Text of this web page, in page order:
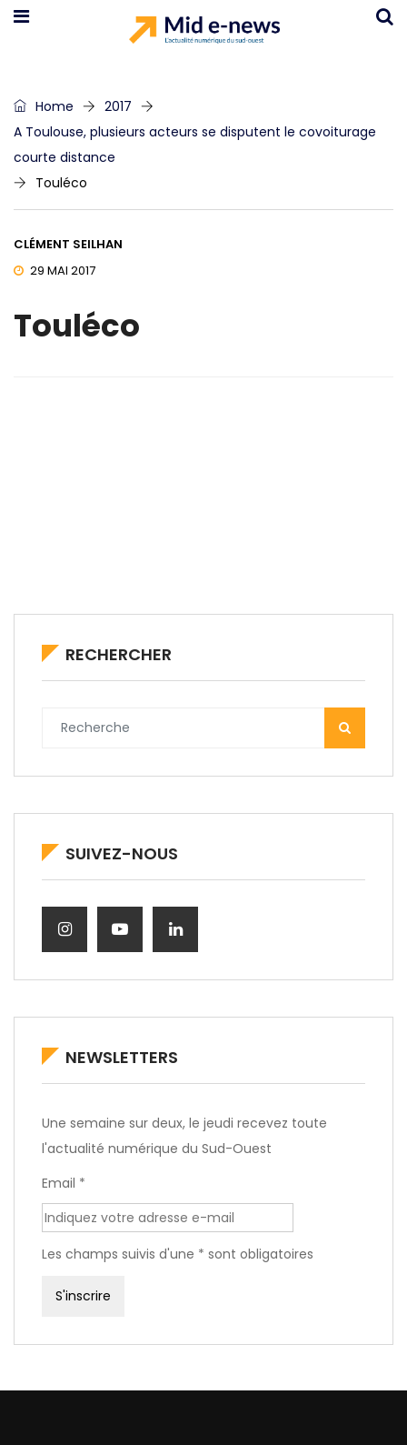
Home
2017
A Toulouse, plusieurs acteurs se disputent le covoiturage
courte distance
Touléco
CLÉMENT SEILHAN
29 MAI 2017
Touléco
RECHERCHER
SUIVEZ-NOUS
NEWSLETTERS
Une semaine sur deux, le jeudi recevez toute
l'actualité numérique du Sud-Ouest
Email *
Les champs suivis d'une * sont obligatoires